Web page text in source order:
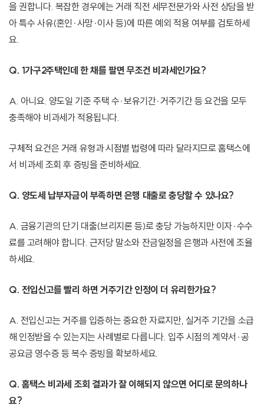
을 권합니다. 복잡한 경우에는 거래 직전 세무전문가와 사전 상담을 받
아 특수 사유(혼인·사망·이사 등)에 따른 예외 적용 여부를 검토하세
요.
Q. 1가구2주택인데 한 채를 팔면 무조건 비과세인가요?
A. 아니요. 양도일 기준 주택 수·보유기간·거주기간 등 요건을 모두
충족해야 비과세가 적용됩니다.
구체적 요건은 거래 유형과 시점별 법령에 따라 달라지므로 홈택스에
서 비과세 조회 후 증빙을 준비하세요.
Q. 양도세 납부자금이 부족하면 은행 대출로 충당할 수 있나요?
A. 금융기관의 단기 대출(브리지론 등)로 충당 가능하지만 이자·수수
료를 고려해야 합니다. 근저당 말소와 잔금일정을 은행과 사전에 조율
하세요.
Q. 전입신고를 빨리 하면 거주기간 인정이 더 유리한가요?
A. 전입신고는 거주를 입증하는 중요한 자료지만, 실거주 기간을 소급
해 인정받을 수 있는지는 사례별로 다릅니다. 입주 시점의 계약서·공
공요금 영수증 등 복수 증빙을 확보하세요.
Q. 홈택스 비과세 조회 결과가 잘 이해되지 않으면 어디로 문의하나
요?